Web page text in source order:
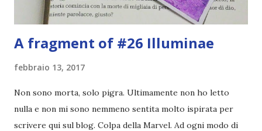
A fragment of #26 Illuminae
febbraio 13, 2017
Non sono morta, solo pigra. Ultimamente non ho letto
nulla e non mi sono nemmeno sentita molto ispirata per
scrivere qui sul blog. Colpa della Marvel. Ad ogni modo di